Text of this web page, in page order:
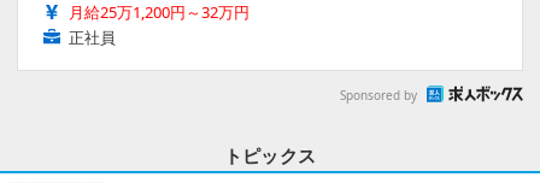
月給25万1,200円～32万円
正社員
Sponsored by
トピックス